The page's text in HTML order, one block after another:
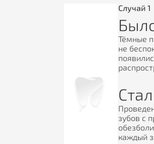
Случай 1
Тёмные
не
зубов с
каждый